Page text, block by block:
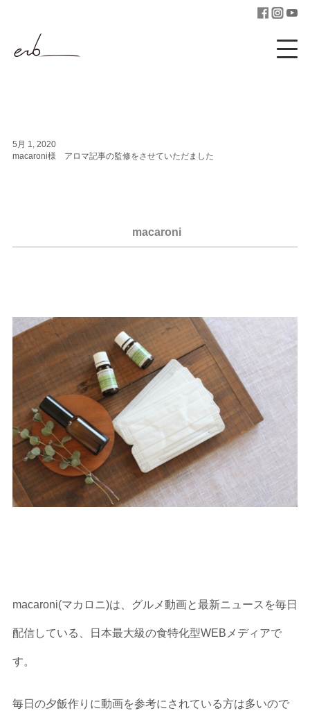
5月 1, 2020
macaroni様 アロマ記事の監修をさせていただました
macaroni
macaroni(マカロニ)は、グルメ動画と最新ニュースを毎日
配信している、日本最大級の食特化型WEBメディアで
す。
毎日の夕飯作りに動画を参考にされている方は多いので